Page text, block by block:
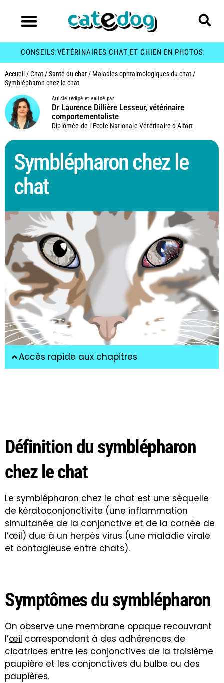
CONSEILS VÉTÉRINAIRES CHAT ET CHIEN EN PHOTOS
Accueil /Chat /Santé du chat / Maladies ophtalmologiques du chat /
Symblépharon chez le chat
Article rédigé et validé par
Dr Laurence Dillière Lesseur, vétérinaire
comportementaliste
Diplômée de l’Ecole Nationale Vétérinaire d’Alfort
Symblépharon chez le
chat
Accès rapide aux chapitres
Définition du symblépharon
chez le chat
Le symblépharon chez le chat est une séquelle
de kératoconjonctivite (une inflammation
simultanée de la conjonctive et de la cornée de
l’œil) due à un herpès virus (une maladie virale
et contagieuse entre chats).
Symptômes du symblépharon
On observe une membrane opaque recouvrant
l’œil correspondant à des adhérences de
cicatrices entre les conjonctives de la troisième
paupière et les conjonctives du bulbe ou des
paupières.